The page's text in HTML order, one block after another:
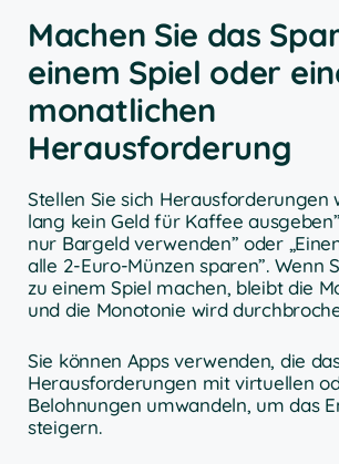
Machen Sie das
einem Spiel oder
monatlichen
Herausforderung
Stellen Sie sich Herausforderungen
lang kein Geld für Kaffee
nur Bargeld verwenden” oder
alle 2-Euro-Münzen sparen”. Wenn
zu einem Spiel machen, bleibt die
und die Monotonie wird
Sie können Apps verwenden, die
Herausforderungen mit virtuellen
Belohnungen umwandeln, um das
steigern.